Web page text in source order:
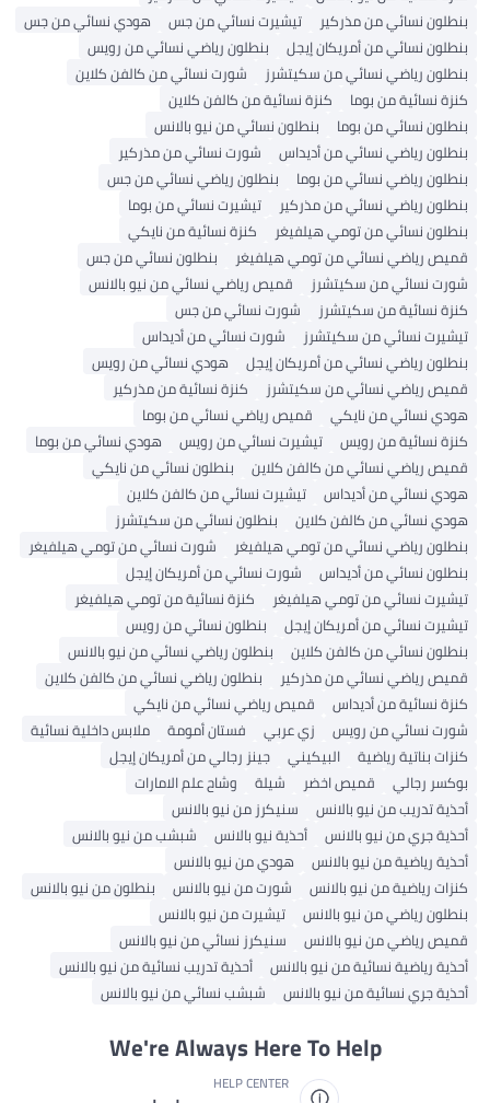
بنطلون نسائي من مذركير
تيشيرت نسائي من جس
هودي نسائي من جس
بنطلون نسائي من أمريكان إيجل
بنطلون رياضي نسائي من رويس
بنطلون رياضي نسائي من سكيتشرز
شورت نسائي من كالفن كلاين
كنزة نسائية من بوما
كنزة نسائية من كالفن كلاين
بنطلون نسائي من بوما
بنطلون نسائي من نيو بالانس
بنطلون رياضي نسائي من أديداس
شورت نسائي من مذركير
بنطلون رياضي نسائي من بوما
بنطلون رياضي نسائي من جس
بنطلون رياضي نسائي من مذركير
تيشيرت نسائي من بوما
بنطلون نسائي من تومي هيلفيغر
كنزة نسائية من نايكي
قميص رياضي نسائي من تومي هيلفيغر
بنطلون نسائي من جس
شورت نسائي من سكيتشرز
قميص رياضي نسائي من نيو بالانس
كنزة نسائية من سكيتشرز
شورت نسائي من جس
تيشيرت نسائي من سكيتشرز
شورت نسائي من أديداس
بنطلون رياضي نسائي من أمريكان إيجل
هودي نسائي من رويس
قميص رياضي نسائي من سكيتشرز
كنزة نسائية من مذركير
هودي نسائي من نايكي
قميص رياضي نسائي من بوما
كنزة نسائية من رويس
تيشيرت نسائي من رويس
هودي نسائي من بوما
قميص رياضي نسائي من كالفن كلاين
بنطلون نسائي من نايكي
هودي نسائي من أديداس
تيشيرت نسائي من كالفن كلاين
هودي نسائي من كالفن كلاين
بنطلون نسائي من سكيتشرز
بنطلون رياضي نسائي من تومي هيلفيغر
شورت نسائي من تومي هيلفيغر
بنطلون نسائي من أديداس
شورت نسائي من أمريكان إيجل
تيشيرت نسائي من تومي هيلفيغر
كنزة نسائية من تومي هيلفيغر
تيشيرت نسائي من أمريكان إيجل
بنطلون نسائي من رويس
بنطلون نسائي من كالفن كلاين
بنطلون رياضي نسائي من نيو بالانس
قميص رياضي نسائي من مذركير
بنطلون رياضي نسائي من كالفن كلاين
كنزة نسائية من أديداس
قميص رياضي نسائي من نايكي
شورت نسائي من رويس
زي عربي فستان أمومة
ملابس داخلية نسائية
كنزات بناتية رياضية
البيكيني
جينز رجالي من أمريكان إيجل
بوكسر رجالي
قميص اخضر شيلة
وشاح علم الامارات
أحذية تدريب من نيو بالانس
سنيكرز من نيو بالانس
أحذية جري من نيو بالانس
أحذية نيو بالانس
شبشب من نيو بالانس
أحذية رياضية من نيو بالانس
هودي من نيو بالانس
كنزات رياضية من نيو بالانس
شورت من نيو بالانس
بنطلون من نيو بالانس
بنطلون رياضي من نيو بالانس
تيشيرت من نيو بالانس
قميص رياضي من نيو بالانس
سنيكرز نسائي من نيو بالانس
أحذية رياضية نسائية من نيو بالانس
أحذية تدريب نسائية من نيو بالانس
أحذية جري نسائية من نيو بالانس
شبشب نسائي من نيو بالانس
We're Always Here To Help
HELP CENTER